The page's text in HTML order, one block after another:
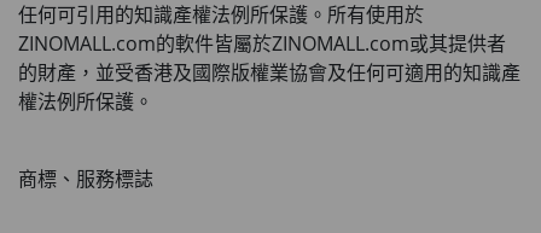
任何可引用的知識產權法例所保護。所有使用於
ZINOMALL.com的軟件皆屬於ZINOMALL.com或其提供者
的財產，並受香港及國際版權業協會及任何可適用的知識產
權法例所保護。
商標、服務標誌